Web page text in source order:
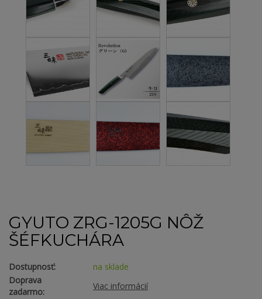
GYUTO ZRG-1205G NÔŽ
ŠÉFKUCHÁRA
Dostupnosť:
na sklade
Doprava
zadarmo:
Viac informácií